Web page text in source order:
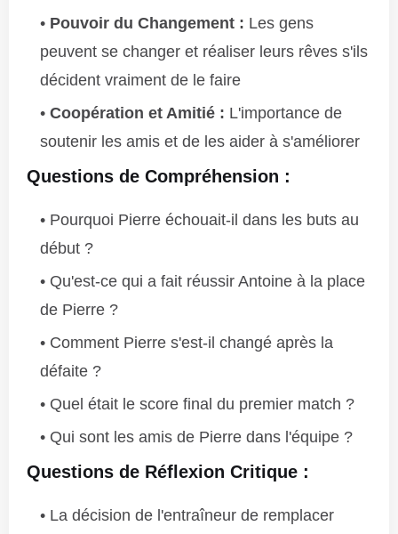
Pouvoir du Changement : Les gens
peuvent se changer et réaliser leurs rêves s'ils
décident vraiment de le faire
Coopération et Amitié : L'importance de
soutenir les amis et de les aider à s'améliorer
Questions de Compréhension :
Pourquoi Pierre échouait-il dans les buts au
début ?
Qu'est-ce qui a fait réussir Antoine à la place
de Pierre ?
Comment Pierre s'est-il changé après la
défaite ?
Quel était le score final du premier match ?
Qui sont les amis de Pierre dans l'équipe ?
Questions de Réflexion Critique :
La décision de l'entraîneur de remplacer